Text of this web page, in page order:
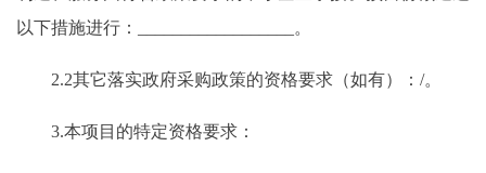
以下措施进行：__________________。
2.2其它落实政府采购政策的资格要求（如有）：/。
3.本项目的特定资格要求：